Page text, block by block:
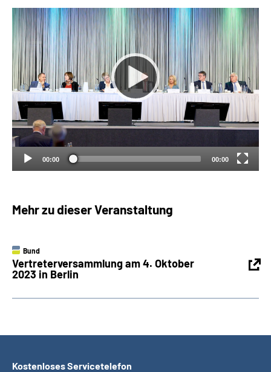
Language
Inhalte in Gebärdensprache (DGS)
Leichte Sprache
Mein Kundenportal
00:00 00:00
Mehr zu dieser Veranstaltung
Bund
Vertreterversammlung am 4. Oktober
2023 in Berlin
Kostenloses Servicetelefon